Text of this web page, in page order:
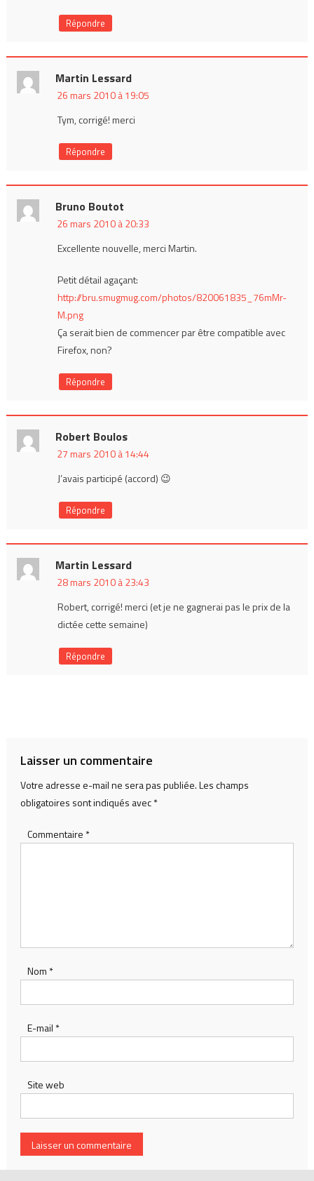
Répondre
Martin Lessard
26 mars 2010 à 19:05
Tym, corrigé! merci
Répondre
Bruno Boutot
26 mars 2010 à 20:33
Excellente nouvelle, merci Martin.
Petit détail agaçant:
http://bru.smugmug.com/photos/820061835_76mMr-
M.png
Ça serait bien de commencer par être compatible avec
Firefox, non?
Répondre
Robert Boulos
27 mars 2010 à 14:44
J’avais participé (accord) 😉
Répondre
Martin Lessard
28 mars 2010 à 23:43
Robert, corrigé! merci (et je ne gagnerai pas le prix de la
dictée cette semaine)
Répondre
Laisser un commentaire
Votre adresse e-mail ne sera pas publiée.Les champs
obligatoires sont indiqués avec*
Commentaire *
Nom *
E-mail *
Site web